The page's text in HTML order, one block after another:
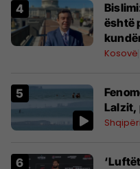
është
Kosovë
Lalzit,
Shqipëri